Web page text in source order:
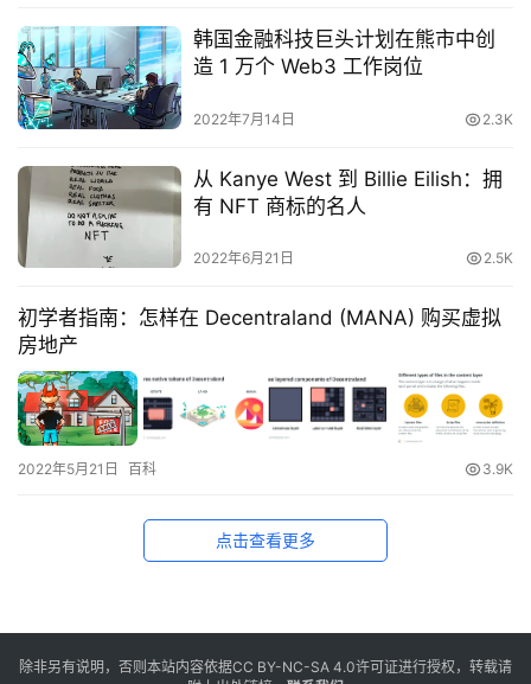
韩国金融科技巨头计划在熊市中创
造 1 万个 Web3 工作岗位
2022年7月14日 2.3K
从 Kanye West 到 Billie Eilish：拥
有 NFT 商标的名人
2022年6月21日 2.5K
初学者指南：怎样在 Decentraland (MANA) 购买虚拟
房地产
2022年5月21日 百科 3.9K
点击查看更多
除非另有说明，否则本站内容依据CC BY-NC-SA 4.0许可证进行授权，转载请